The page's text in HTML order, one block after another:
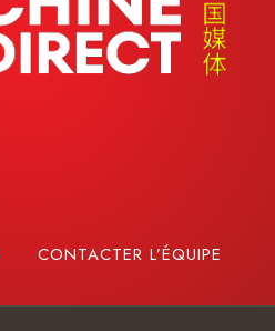
CONTACTER L’ÉQUIPE